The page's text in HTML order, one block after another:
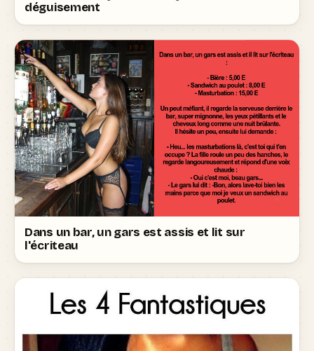
déguisement
Dans un bar, un gars est assis et lit sur
l'écriteau